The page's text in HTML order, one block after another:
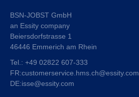
Über Essity
Karriere bei Essity
BSN-JOBST GmbH
an Essity company
Beiersdorfstrasse 1
46446 Emmerich am Rhein
Tel.: +49 02822 607-333
FR:customerservice.hms.ch@essity.com
DE:isse@essity.com